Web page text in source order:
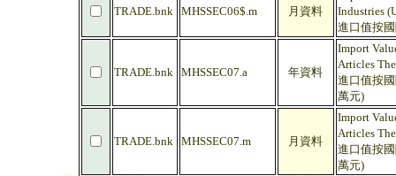
TRADE.bnk MHSSEC06$.m 月資料
Industries
進口值按
TRADE.bnk MHSSEC07.a 年資料
Import
Articles
進口值按
萬元)
TRADE.bnk MHSSEC07.m 月資料
Import
Articles
進口值按
萬元)